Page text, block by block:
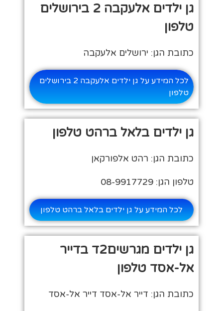
גן ילדים אלעקבה 2 בירושלים
טלפון
כתובת הגן: ירושלים אלעקבה
לכל המידע על גן ילדים אלעקבה 2 בירושלים
טלפון
גן ילדים בלאל ברהט טלפון
כתובת הגן: רהט אלפורקאן
טלפון הגן: 08-9917729
לכל המידע על גן ילדים בלאל ברהט טלפון
גן ילדים מגרשים2ד בדייר
אל-אסד טלפון
כתובת הגן: דייר אל-אסד דייר אל-אסד